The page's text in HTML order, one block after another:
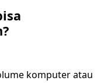
komputer atau